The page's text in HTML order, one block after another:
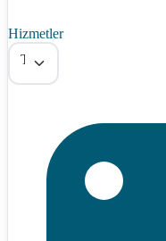
Hizmetler
Tümü